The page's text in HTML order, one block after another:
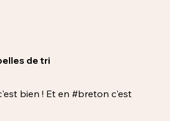
de tri
bien ! Et en #breton c'est